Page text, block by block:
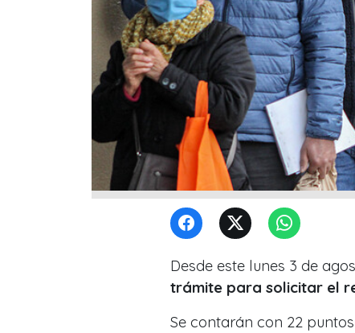
Desde este lunes 3 de
trámite para solicitar el
Se contarán con 22